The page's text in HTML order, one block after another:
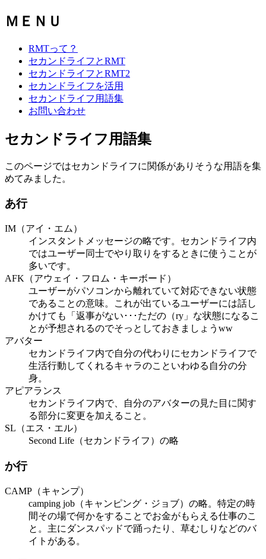
ＭＥＮＵ
RMTって？
セカンドライフとRMT
セカンドライフとRMT2
セカンドライフを活用
セカンドライフ用語集
お問い合わせ
セカンドライフ用語集
このページではセカンドライフに関係がありそうな用語を集
めてみました。
あ行
IM（アイ・エム）
インスタントメッセージの略です。セカンドライフ内
ではユーザー同士でやり取りをするときに使うことが
多いです。
AFK（アウェイ・フロム・キーボード）
ユーザーがパソコンから離れていて対応できない状態
であることの意味。これが出ているユーザーには話し
かけても「返事がない･･･ただの（ry」な状態になるこ
とが予想されるのでそっとしておきましょうww
アバター
セカンドライフ内で自分の代わりにセカンドライフで
生活行動してくれるキャラのこといわゆる自分の分
身。
アピアランス
セカンドライフ内で、自分のアバターの見た目に関す
る部分に変更を加えること。
SL（エス・エル）
Second Life（セカンドライフ）の略
か行
CAMP（キャンプ）
camping job（キャンピング・ジョブ）の略。特定の時
間その場で何かをすることでお金がもらえる仕事のこ
と。主にダンスパッドで踊ったり、草むしりなどのバ
イトがある。